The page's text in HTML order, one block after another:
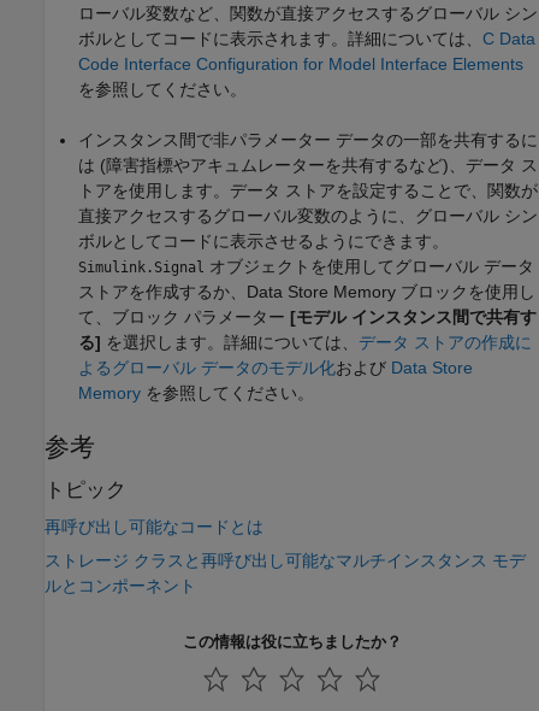
ローバル変数など、関数が直接アクセスするグローバル シン
ボルとしてコードに表示されます。詳細については、 C Data
Code Interface Configuration for Model Interface Elements
を参照してください。
インスタンス間で非パラメーター データの一部を共有するに
は (障害指標やアキュムレーターを共有するなど)、データ ス
トアを使用します。データ ストアを設定することで、関数が
直接アクセスするグローバル変数のように、グローバル シン
ボルとしてコードに表示させるようにできます。
Simulink.Signal オブジェクトを使用してグローバル データ
ストアを作成するか、 Data Store Memory ブロックを使用し
て、ブロック パラメーター [モデル インスタンス間で共有す
る] を選択します。詳細については、 データ ストアの作成に
よるグローバル データのモデル化および Data Store
Memory を参照してください。
参考
トピック
再呼び出し可能なコードとは
ストレージ クラスと再呼び出し可能なマルチインスタンス モデ
ルとコンポーネント
この情報は役に立ちましたか？